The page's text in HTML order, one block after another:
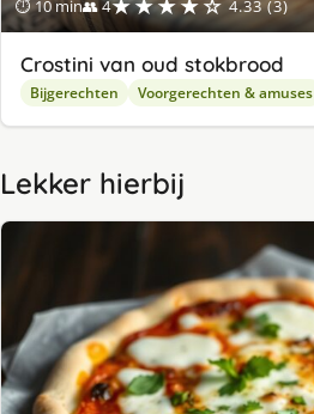
⏱ 10 min👥 4★★★★☆ 4.33 (3)
Crostini van oud stokbrood
Bijgerechten Voorgerechten & amuses
Lekker hierbij